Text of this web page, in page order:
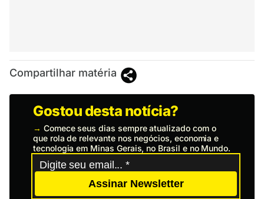
Compartilhar matéria
Gostou desta notícia?
→ Comece seus dias sempre atualizado com o
que rola de relevante nos negócios, economia e
tecnologia em Minas Gerais, no Brasil e no Mundo.
Assinar Newsletter